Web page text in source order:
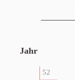
Jahr
52